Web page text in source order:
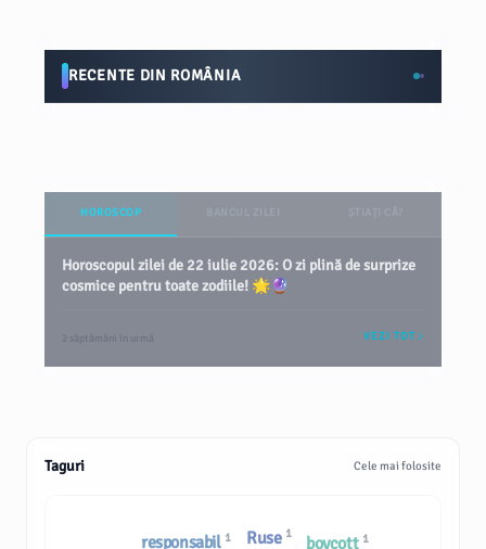
RECENTE DIN ROMÂNIA
HOROSCOP
Horoscopul zilei de 22 iulie 2026: O zi plină de surprize
cosmice pentru toate zodiile! 🌟🔮
2 săptămâni în urmă VEZI TOT
Taguri Cele mai folosite
responsabil 1 boycott 1
Ruse 1